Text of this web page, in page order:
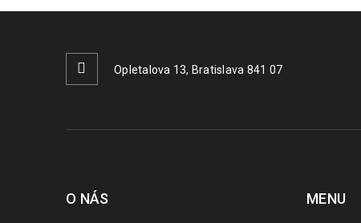
Opletalova 13, Bratislava 841 07
O NÁS MENU